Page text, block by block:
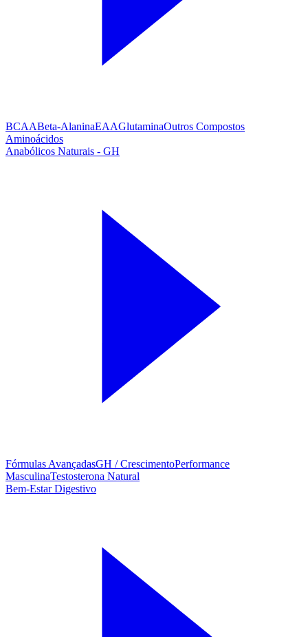
BCAABeta-AlaninaEAAGlutaminaOutros Compostos
Aminoácidos
Anabólicos Naturais - GH
Fórmulas AvançadasGH / CrescimentoPerformance
MasculinaTestosterona Natural
Bem-Estar Digestivo